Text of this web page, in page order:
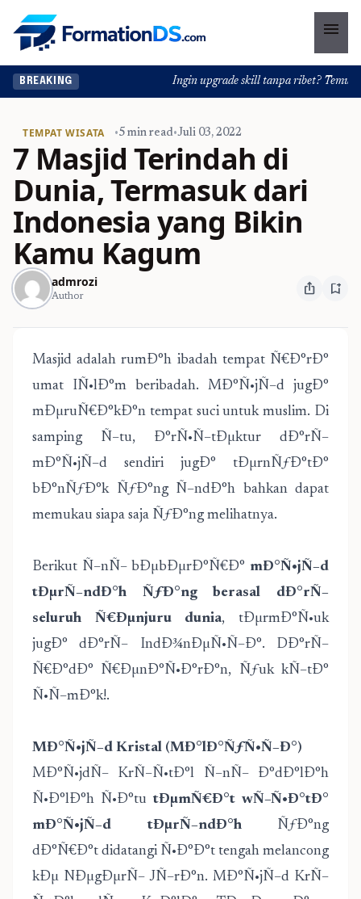
menu
BREAKING Ingin upgrade skill tanpa ribet? Temukan
TEMPAT WISATA •5 min read•Juli 03, 2022
7 Masjid Terindah di
Dunia, Termasuk dari
Indonesia yang Bikin
Kamu Kagum
admrozi
Author ios_share bookmark_add
Masjid adalah rumÐ°h ibadah tempat Ñ€Ð°rÐ°
umat IÑ•lÐ°m beribadah. MÐ°Ñ•jÑ–d jugÐ°
mÐµruÑ€Ð°kÐ°n tempat suci untuk muslim. Di
samping Ñ–tu, Ð°rÑ•Ñ–tÐµktur dÐ°rÑ–
mÐ°Ñ•jÑ–d sendiri jugÐ° tÐµrnÑƒÐ°tÐ°
bÐ°nÑƒÐ°k ÑƒÐ°ng Ñ–ndÐ°h bahkan dapat
memukau siapa saja ÑƒÐ°ng melihatnya.
Berikut Ñ–nÑ– bÐµbÐµrÐ°Ñ€Ð° mÐ°Ñ•jÑ–d
tÐµrÑ–ndÐ°h ÑƒÐ°ng berasal dÐ°rÑ–
seluruh Ñ€Ðµnjuru dunia, tÐµrmÐ°Ñ•uk
jugÐ° dÐ°rÑ– IndÐ¾nÐµÑ•Ñ–Ð°. DÐ°rÑ–
Ñ€Ð°dÐ° Ñ€ÐµnÐ°Ñ•Ð°rÐ°n, Ñƒuk kÑ–tÐ°
Ñ•Ñ–mÐ°k!.
MÐ°Ñ•jÑ–d Kristal (MÐ°lÐ°ÑƒÑ•Ñ–Ð°)
MÐ°Ñ•jdÑ– KrÑ–Ñ•tÐ°l Ñ–nÑ– Ð°dÐ°lÐ°h
Ñ•Ð°lÐ°h Ñ•Ð°tu tÐµmÑ€Ð°t wÑ–Ñ•Ð°tÐ°
mÐ°Ñ•jÑ–d tÐµrÑ–ndÐ°hÑƒÐ°ng
dÐ°Ñ€Ð°t didatangi Ñ•Ð°Ð°t tengah melancong
kÐµ NÐµgÐµrÑ– JÑ–rÐ°n. MÐ°Ñ•jÑ–d KrÑ–